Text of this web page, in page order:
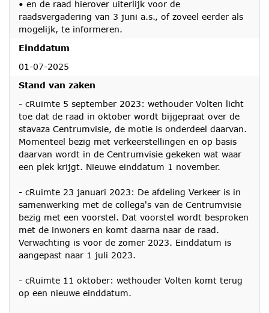
• en de raad hierover uiterlijk voor de
raadsvergadering van 3 juni a.s., of zoveel eerder als
mogelijk, te informeren.
Einddatum
01-07-2025
Stand van zaken
- cRuimte 5 september 2023: wethouder Volten licht
toe dat de raad in oktober wordt bijgepraat over de
stavaza Centrumvisie, de motie is onderdeel daarvan.
Momenteel bezig met verkeerstellingen en op basis
daarvan wordt in de Centrumvisie gekeken wat waar
een plek krijgt. Nieuwe einddatum 1 november.
- cRuimte 23 januari 2023: De afdeling Verkeer is in
samenwerking met de collega's van de Centrumvisie
bezig met een voorstel. Dat voorstel wordt besproken
met de inwoners en komt daarna naar de raad.
Verwachting is voor de zomer 2023. Einddatum is
aangepast naar 1 juli 2023.
- cRuimte 11 oktober: wethouder Volten komt terug
op een nieuwe einddatum.